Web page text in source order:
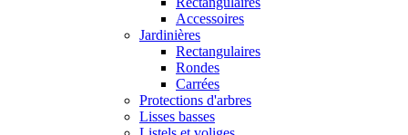
Accessoires
Jardinières
Rectangulaires
Rondes
Carrées
Protections d'arbres
Lisses basses